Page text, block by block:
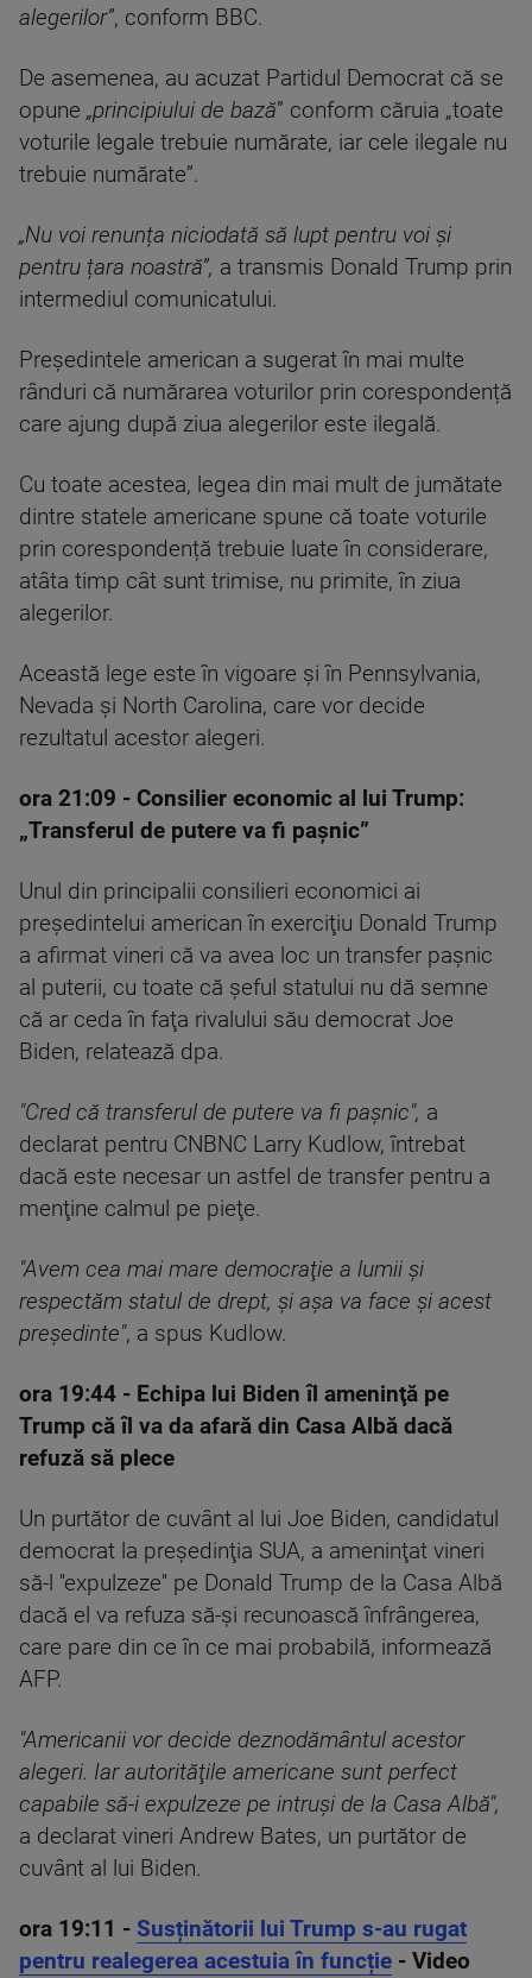
alegerilor”, conform BBC.
De asemenea, au acuzat Partidul Democrat că se
opune „principiului de bază” conform căruia „toate
voturile legale trebuie numărate, iar cele ilegale nu
trebuie numărate”.
„Nu voi renunța niciodată să lupt pentru voi și
pentru țara noastră”, a transmis Donald Trump prin
intermediul comunicatului.
Președintele american a sugerat în mai multe
rânduri că numărarea voturilor prin corespondență
care ajung după ziua alegerilor este ilegală.
Cu toate acestea, legea din mai mult de jumătate
dintre statele americane spune că toate voturile
prin corespondență trebuie luate în considerare,
atâta timp cât sunt trimise, nu primite, în ziua
alegerilor.
Această lege este în vigoare și în Pennsylvania,
Nevada și North Carolina, care vor decide
rezultatul acestor alegeri.
ora 21:09 - Consilier economic al lui Trump:
„Transferul de putere va fi paşnic”
Unul din principalii consilieri economici ai
preşedintelui american în exerciţiu Donald Trump
a afirmat vineri că va avea loc un transfer paşnic
al puterii, cu toate că şeful statului nu dă semne
că ar ceda în faţa rivalului său democrat Joe
Biden, relatează dpa.
"Cred că transferul de putere va fi paşnic", a
declarat pentru CNBNC Larry Kudlow, întrebat
dacă este necesar un astfel de transfer pentru a
menţine calmul pe pieţe.
"Avem cea mai mare democraţie a lumii şi
respectăm statul de drept, şi aşa va face şi acest
preşedinte", a spus Kudlow.
ora 19:44 - Echipa lui Biden îl ameninţă pe
Trump că îl va da afară din Casa Albă dacă
refuză să plece
Un purtător de cuvânt al lui Joe Biden, candidatul
democrat la preşedinţia SUA, a ameninţat vineri
să-l ''expulzeze'' pe Donald Trump de la Casa Albă
dacă el va refuza să-şi recunoască înfrângerea,
care pare din ce în ce mai probabilă, informează
AFP.
"Americanii vor decide deznodământul acestor
alegeri. Iar autorităţile americane sunt perfect
capabile să-i expulzeze pe intruşi de la Casa Albă",
a declarat vineri Andrew Bates, un purtător de
cuvânt al lui Biden.
ora 19:11 - Susținătorii lui Trump s-au rugat
pentru realegerea acestuia în funcție - Video